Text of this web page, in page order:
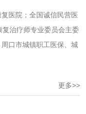
医院；全国诚信民营医
治疗师专业委员会主委
口市城镇职工医保、城
更多>>